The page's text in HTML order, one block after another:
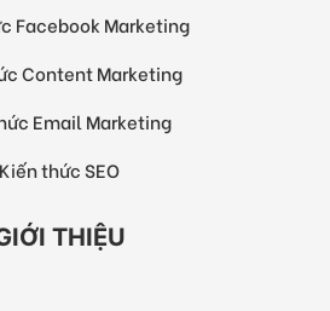
Facebook Marketing
Content Marketing
Email Marketing
Kiến thức SEO
THIỆU